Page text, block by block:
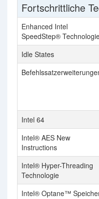
Fortschrittliche
Enhanced Intel
SpeedStep®
Idle States
Intel 64
Intel® AES New
Instructions
Intel® Hyper-Threading
Technologie
Intel® Optane™